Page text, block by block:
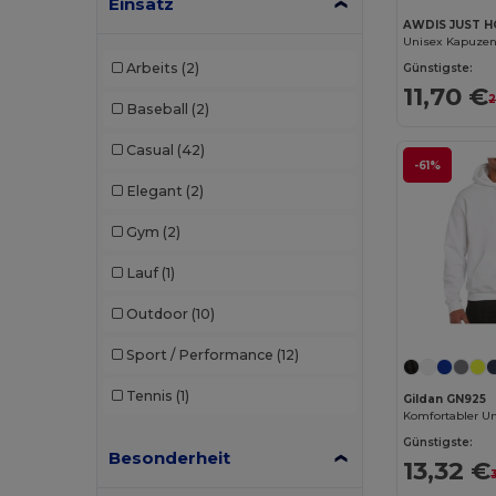
Tombo (1)
Velilla (5)
WK. Designed To Work
Arbeits (2)
Baseball (2)
Casual (42)
Elegant (2)
Gym (2)
Lauf (1)
Outdoor (10)
Sport / Performance (12)
Tennis (1)
Besonderheit
AWDIS JUST
Günstigste:
11,70 €
-61%
Gildan GN925
Günstigste:
13,32 €